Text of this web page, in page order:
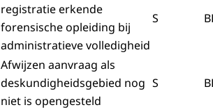
registratie erkende
forensische opleiding bij
administratieve volledigheid
S
Afwijzen aanvraag als
deskundigheidsgebied nog
niet is opengesteld
S